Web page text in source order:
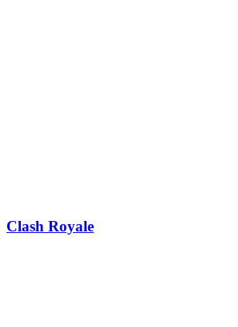
Clash Royale